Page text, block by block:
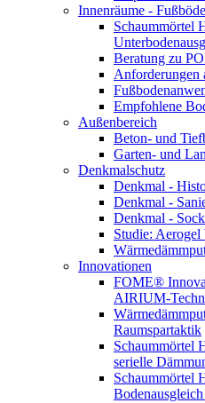
Innenräume -
Schaummörtel
Beratung zu
Anforderungen
Empfohlene
Außenbereich
Beton- und
Garten- und
Denkmalschutz
Denkmal -
Denkmal -
Denkmal -
Studie: Aerogel
Innovationen
FOME®
AIRIUM-
Raumspartaktik
serielle